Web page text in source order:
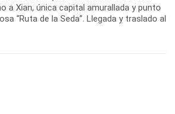
a Xian, única capital amurallada y punto
“Ruta de la Seda”. Llegada y traslado al